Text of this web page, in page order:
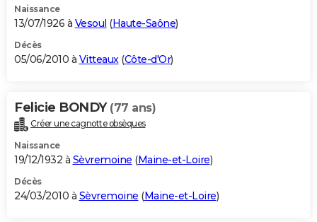
Naissance
13/07/1926 à Vesoul (Haute-Saône)
Décès
05/06/2010 à Vitteaux(Côte-d'Or)
Felicie BONDY (77 ans)
Créer une cagnotte obsèques
Naissance
19/12/1932 à Sèvremoine (Maine-et-Loire)
Décès
24/03/2010 à Sèvremoine (Maine-et-Loire)